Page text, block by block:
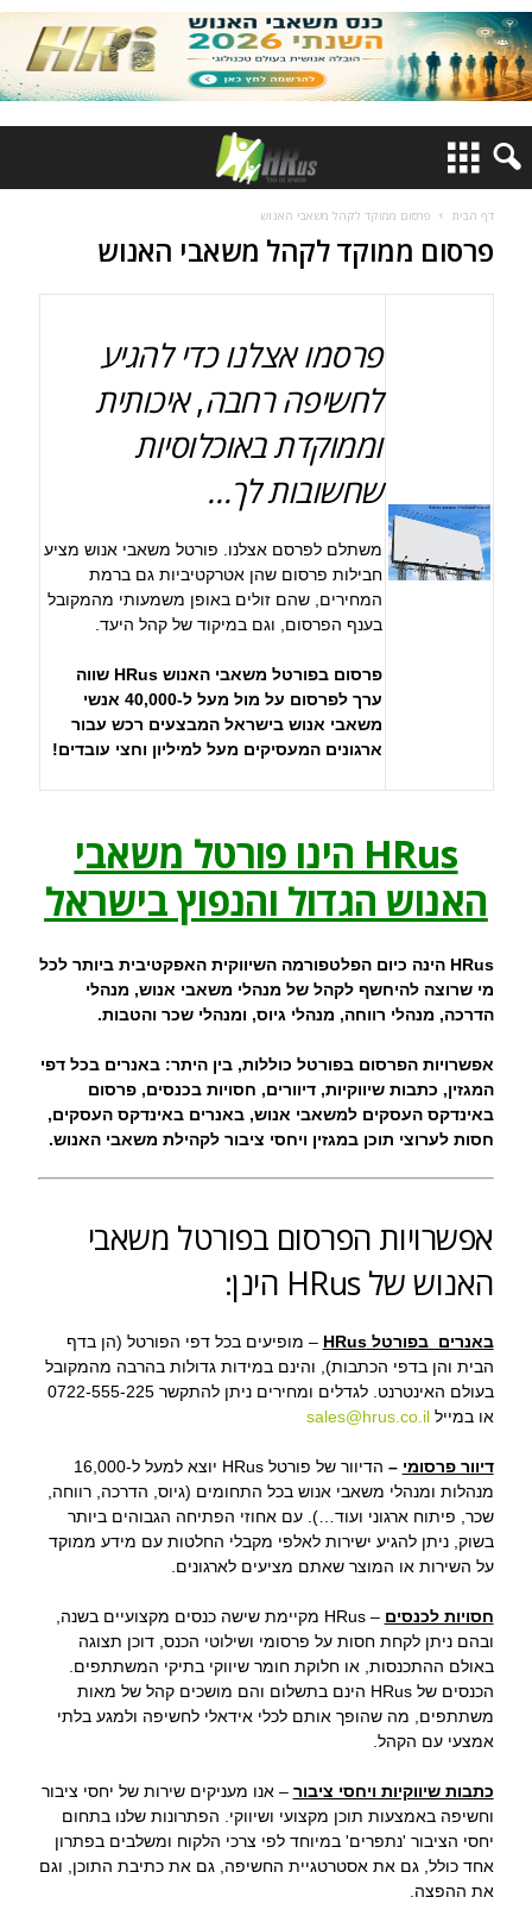
דף הבית פרסום ממוקד לקהל משאבי האנוש
פרסום ממוקד לקהל משאבי האנוש
פרסמו אצלנו כדי להגיע
לחשיפה רחבה,איכותית
וממוקדת באוכלוסיות
שחשובות לך…
משתלם לפרסם אצלנו. פורטל משאבי אנוש מציע
חבילות פרסום שהן אטרקטיביות גם ברמת
המחירים, שהם זולים באופן משמעותי מהמקובל
בענף הפרסום, וגם במיקוד של קהל היעד.
פרסום בפורטל משאבי האנוש HRus שווה
ערך לפרסום על מול מעל ל-40,000 אנשי
משאבי אנוש בישראל המבצעים רכש עבור
ארגונים המעסיקים מעל למיליון וחצי עובדים!
HRus הינו פורטל משאבי
האנוש הגדול והנפוץ בישראל
HRus הינה כיום הפלטפורמה השיווקית האפקטיבית ביותר לכל
מי שרוצה להיחשף לקהל של מנהלי משאבי אנוש, מנהלי
הדרכה, מנהלי רווחה, מנהלי גיוס, ומנהלי שכר והטבות.
אפשרויות הפרסום בפורטל כוללות, בין היתר: באנרים בכל דפי
המגזין, כתבות שיווקיות, דיוורים, חסויות בכנסים, פרסום
באינדקס העסקים למשאבי אנוש, באנרים באינדקס העסקים,
חסות לערוצי תוכן במגזין ויחסי ציבור לקהילת משאבי האנוש.
אפשרויות הפרסום בפורטל משאבי
האנוש של HRus הינן:
באנרים בפורטל HRus
– מופיעים בכל דפי הפורטל (הן בדף
הבית והן בדפי הכתבות), והינם במידות גדולות בהרבה מהמקובל
בעולם האינטרנט. לגדלים ומחירים ניתן להתקשר 0722-555-225
או במיילsales@hrus.co.il
דיוור פרסומי –
הדיוור של פורטל HRus יוצא למעל ל-16,000
מנהלות ומנהלי משאבי אנוש בכל התחומים (גיוס, הדרכה, רווחה,
שכר, פיתוח ארגוני ועוד…). עם אחוזי הפתיחה הגבוהים ביותר
בשוק, ניתן להגיע ישירות לאלפי מקבלי החלטות עם מידע ממוקד
על השירות או המוצר שאתם מציעים לארגונים.
חסויות לכנסים
– HRus מקיימת שישה כנסים מקצועיים בשנה,
ובהם ניתן לקחת חסות על פרסומי ושילוטי הכנס, דוכן תצוגה
באולם ההתכנסות, או חלוקת חומר שיווקי בתיקי המשתתפים.
הכנסים של HRus הינם בתשלום והם מושכים קהל של מאות
משתתפים, מה שהופך אותם לכלי אידאלי לחשיפה ולמגע בלתי
אמצעי עם הקהל.
כתבות שיווקיות ויחסי ציבור – אנו מעניקים שירות של יחסי ציבור
וחשיפה באמצעות תוכן מקצועי ושיווקי. הפתרונות שלנו בתחום
יחסי הציבור 'נתפרים' במיוחד לפי צרכי הלקוח ומשלבים בפתרון
אחד כולל, גם את אסטרטגיית החשיפה, גם את כתיבת התוכן, וגם
את ההפצה.